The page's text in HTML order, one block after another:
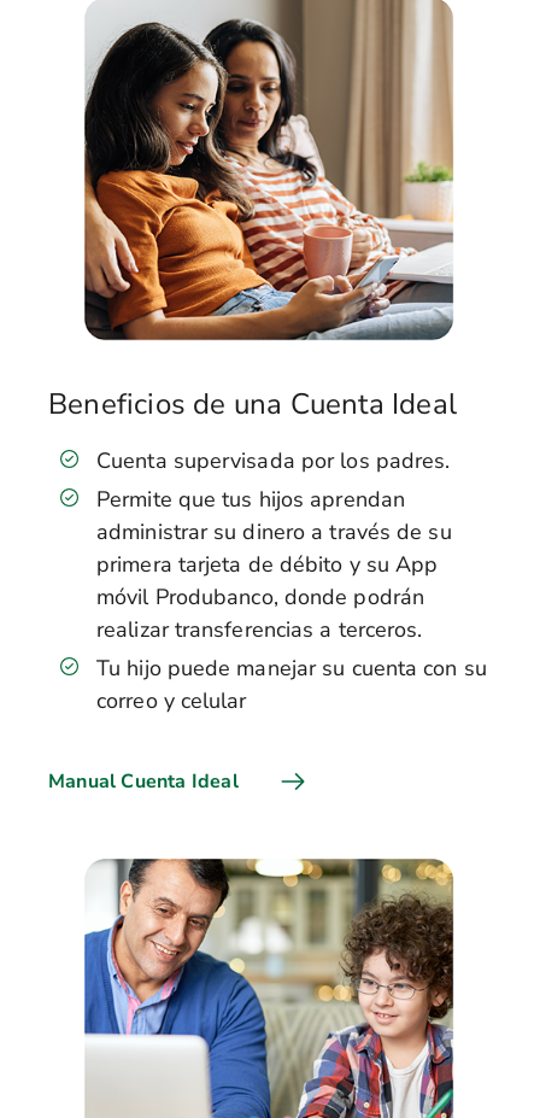
Beneficios de una Cuenta Ideal
Cuenta supervisada por los padres.
Permite que tus hijos aprendan
administrar su dinero a través de su
primera tarjeta de débito y su App
móvil Produbanco, donde podrán
realizar transferencias a terceros.
Tu hijo puede manejar su cuenta con su
correo y celular
Manual Cuenta Ideal